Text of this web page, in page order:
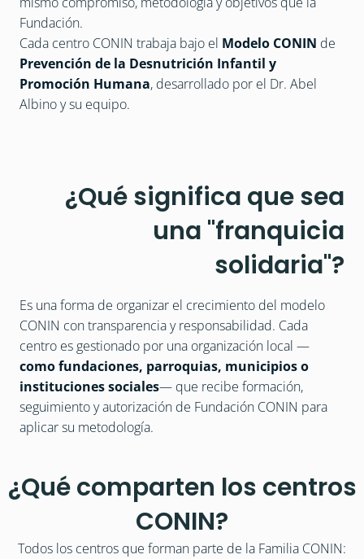
Fundación.
Cada centro CONIN trabaja bajo el Modelo CONIN
Prevención de la Desnutrición Infantil y
Promoción Humana, desarrollado por el Dr. Abel
Albino y su equipo.
¿Qué significa que sea
una "franquicia
solidaria"?
Es una forma de organizar el crecimiento del modelo
CONIN con transparencia y responsabilidad. Cada
centro es gestionado por una organización local —
como fundaciones, parroquias, municipios o
instituciones sociales— que recibe formación,
seguimiento y autorización de Fundación CONIN para
aplicar su metodología.
¿Qué comparten los centros
CONIN?
Todos los centros que forman parte de la Familia CONIN: